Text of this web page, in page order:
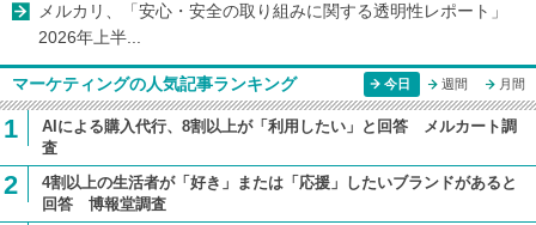
メルカリ、「安心・安全の取り組みに関する透明性レポート」
2026年上半...
マーケティングの人気記事ランキング 今日 週間 月間
1
AIによる購入代行、8割以上が「利用したい」と回答 メルカート調
査
2
4割以上の生活者が「好き」または「応援」したいブランドがあると
回答 博報堂調査